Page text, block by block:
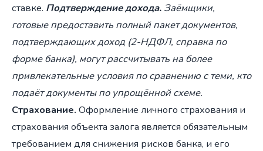
ставке. Подтверждение дохода. Заёмщики,
готовые предоставить полный пакет документов,
подтверждающих доход (2-НДФЛ, справка по
форме банка), могут рассчитывать на более
привлекательные условия по сравнению с теми, кто
подаёт документы по упрощённой схеме.
Страхование. Оформление личного страхования и
страхования объекта залога является обязательным
требованием для снижения рисков банка, и его